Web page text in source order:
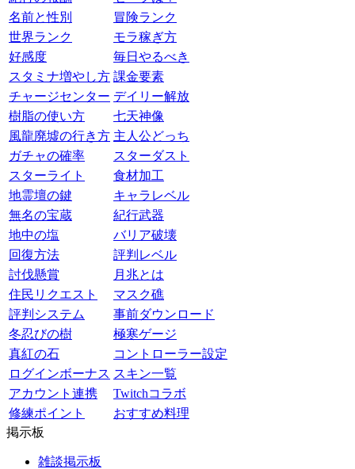
名前と性別
冒険ランク
世界ランク
モラ稼ぎ方
好感度
毎日やるべき
スタミナ増やし方 課金要素
チャージセンター デイリー解放
樹脂の使い方
七天神像
風龍廃墟の行き方 主人公どっち
ガチャの確率
スターダスト
スターライト
食材加工
地霊壇の鍵
キャラレベル
無名の宝蔵
紀行武器
地中の塩
バリア破壊
回復方法
評判レベル
討伐懸賞
月兆とは
住民リクエスト
マスク礁
評判システム
事前ダウンロード
冬忍びの樹
極寒ゲージ
真紅の石
コントローラー設定
ログインボーナス スキン一覧
アカウント連携
Twitchコラボ
修練ポイント
おすすめ料理
掲示板
雑談掲示板